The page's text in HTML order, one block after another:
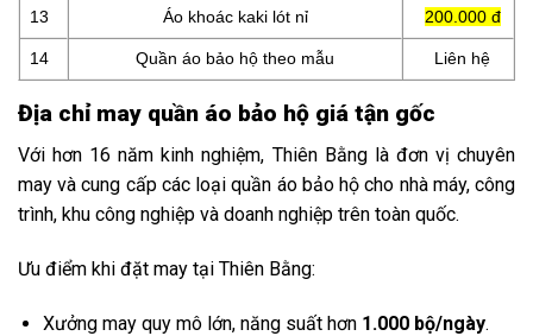
13 Áo khoác kaki lót nỉ 200.000 đ
14 Quần áo bảo hộ theo mẫu Liên hệ
Địa chỉ may quần áo bảo hộ giá tận gốc
Với hơn 16 năm kinh nghiệm, Thiên Bằng là đơn vị chuyên
may và cung cấp các loại quần áo bảo hộ cho nhà máy, công
trình, khu công nghiệp và doanh nghiệp trên toàn quốc.
Ưu điểm khi đặt may tại Thiên Bằng:
Xưởng may quy mô lớn, năng suất hơn 1.000 bộ/ngày.